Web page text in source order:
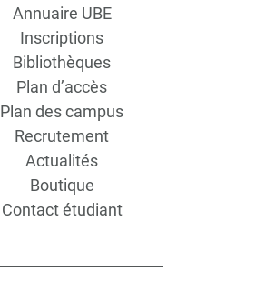
Annuaire UBE
Inscriptions
Bibliothèques
Plan d’accès
Plan des campus
Recrutement
Actualités
Boutique
Contact étudiant